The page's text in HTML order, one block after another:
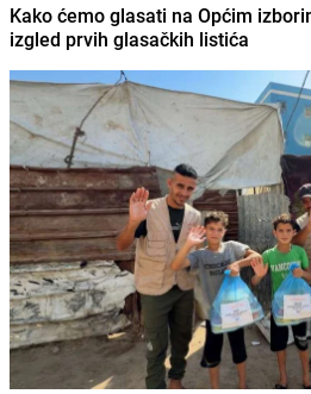
Kako ćemo glasati na Općim
izgled prvih glasačkih listića